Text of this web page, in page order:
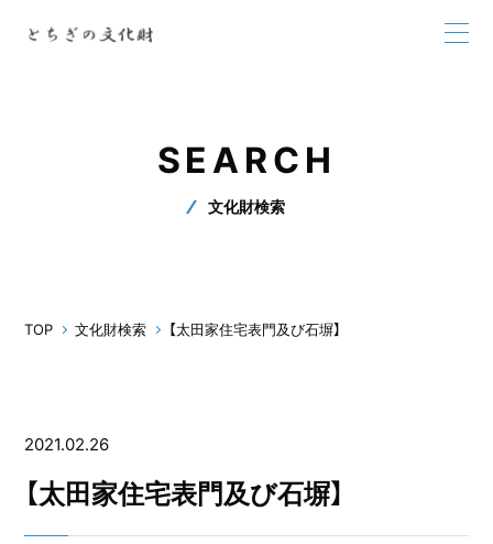
SEARCH
文化財検索
TOP 文化財検索 【太田家住宅表門及び石塀】
2021.02.26
【太田家住宅表門及び石塀】